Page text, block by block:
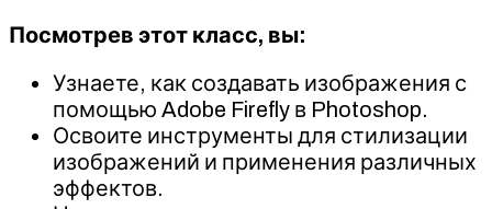
Посмотрев этот класс, вы:
Узнаете, как создавать изображения с
помощью Adobe Firefly в Photoshop.
Освоите инструменты для стилизации
изображений и применения различных
эффектов.